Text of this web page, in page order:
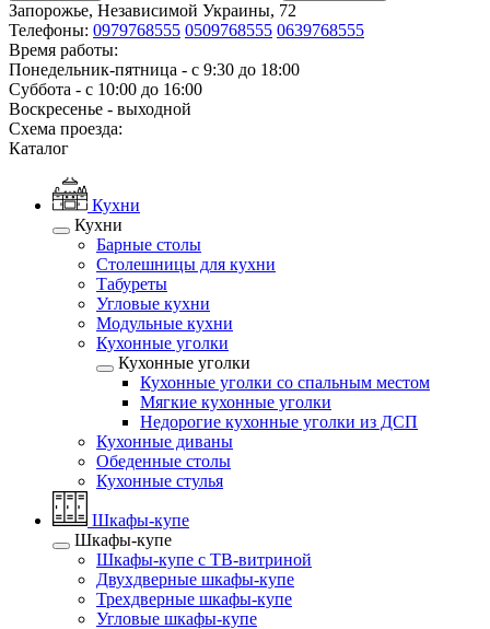
Запорожье, Независимой Украины, 72
Телефоны: 0979768555 0509768555 0639768555
Время работы:
Понедельник-пятница - с 9:30 до 18:00
Суббота - с 10:00 до 16:00
Воскресенье - выходной
Схема проезда:
Каталог
Кухни
Кухни
Барные столы
Столешницы для кухни
Табуреты
Угловые кухни
Модульные кухни
Кухонные уголки
Кухонные уголки
Кухонные уголки со спальным местом
Мягкие кухонные уголки
Недорогие кухонные уголки из ДСП
Кухонные диваны
Обеденные столы
Кухонные стулья
Шкафы-купе
Шкафы-купе
Шкафы-купе с ТВ-витриной
Двухдверные шкафы-купе
Трехдверные шкафы-купе
Угловые шкафы-купе